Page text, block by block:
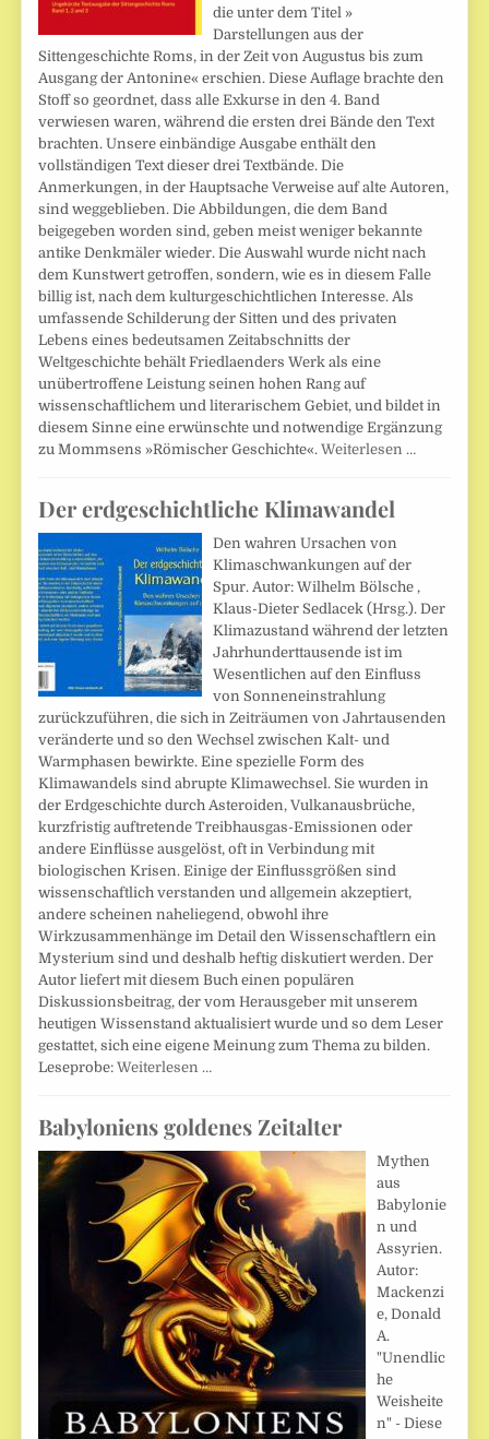
die unter dem Titel »
Darstellungen aus der
Sittengeschichte Roms, in der Zeit von Augustus bis zum
Ausgang der Antonine« erschien. Diese Auflage brachte den
Stoff so geordnet, dass alle Exkurse in den 4. Band
verwiesen waren, während die ersten drei Bände den Text
brachten. Unsere einbändige Ausgabe enthält den
vollständigen Text dieser drei Textbände. Die
Anmerkungen, in der Hauptsache Verweise auf alte Autoren,
sind weggeblieben. Die Abbildungen, die dem Band
beigegeben worden sind, geben meist weniger bekannte
antike Denkmäler wieder. Die Auswahl wurde nicht nach
dem Kunstwert getroffen, sondern, wie es in diesem Falle
billig ist, nach dem kulturgeschichtlichen Interesse. Als
umfassende Schilderung der Sitten und des privaten
Lebens eines bedeutsamen Zeitabschnitts der
Weltgeschichte behält Friedlaenders Werk als eine
unübertroffene Leistung seinen hohen Rang auf
wissenschaftlichem und literarischem Gebiet, und bildet in
diesem Sinne eine erwünschte und notwendige Ergänzung
zu Mommsens »Römischer Geschichte«.Weiterlesen …
Der erdgeschichtliche Klimawandel
Den wahren Ursachen von
Klimaschwankungen auf der
Spur. Autor: Wilhelm Bölsche ,
Klaus-Dieter Sedlacek (Hrsg.). Der
Klimazustand während der letzten
Jahrhunderttausende ist im
Wesentlichen auf den Einfluss
von Sonneneinstrahlung
zurückzuführen, die sich in Zeiträumen von Jahrtausenden
veränderte und so den Wechsel zwischen Kalt- und
Warmphasen bewirkte. Eine spezielle Form des
Klimawandels sind abrupte Klimawechsel. Sie wurden in
der Erdgeschichte durch Asteroiden, Vulkanausbrüche,
kurzfristig auftretende Treibhausgas-Emissionen oder
andere Einflüsse ausgelöst, oft in Verbindung mit
biologischen Krisen. Einige der Einflussgrößen sind
wissenschaftlich verstanden und allgemein akzeptiert,
andere scheinen naheliegend, obwohl ihre
Wirkzusammenhänge im Detail den Wissenschaftlern ein
Mysterium sind und deshalb heftig diskutiert werden. Der
Autor liefert mit diesem Buch einen populären
Diskussionsbeitrag, der vom Herausgeber mit unserem
heutigen Wissenstand aktualisiert wurde und so dem Leser
gestattet, sich eine eigene Meinung zum Thema zu bilden.
Leseprobe:Weiterlesen …
Babyloniens goldenes Zeitalter
Mythen
aus
Babylonie
n und
Assyrien.
Autor:
Mackenzi
e, Donald
A.
"Unendlic
he
Weisheite
n" - Diese